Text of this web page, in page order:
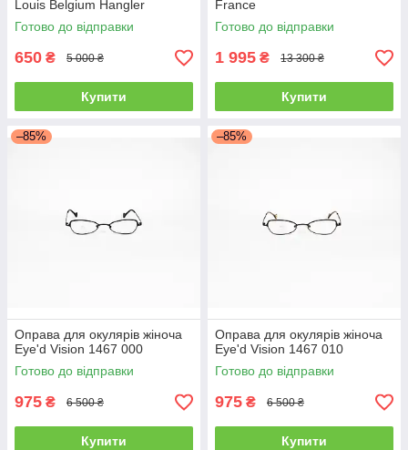
Louis Belgium Hangler
Готово до відправки
650 ₴ 5 000 ₴
Купити
France
Готово до відправки
1 995 ₴ 13 300 ₴
Купити
–85%
Оправа для окулярів жіноча
Eye'd Vision 1467 000
Готово до відправки
975 ₴ 6 500 ₴
Купити
–85%
Оправа для окулярів жіноча
Eye'd Vision 1467 010
Готово до відправки
975 ₴ 6 500 ₴
Купити